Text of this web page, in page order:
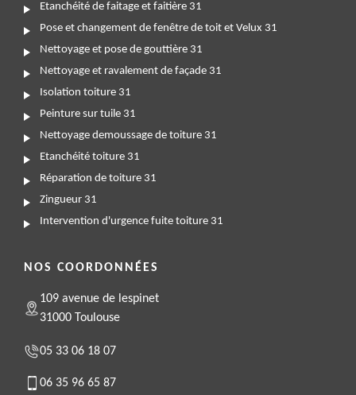
Etanchéité de faitage et faitière 31
Pose et changement de fenêtre de toit et Velux 31
Nettoyage et pose de gouttière 31
Nettoyage et ravalement de façade 31
Isolation toiture 31
Peinture sur tuile 31
Nettoyage demoussage de toiture 31
Etanchéité toiture 31
Réparation de toiture 31
Zingueur 31
Intervention d'urgence fuite toiture 31
NOS COORDONNÉES
109 avenue de lespinet
31000 Toulouse
05 33 06 18 07
06 35 96 65 87